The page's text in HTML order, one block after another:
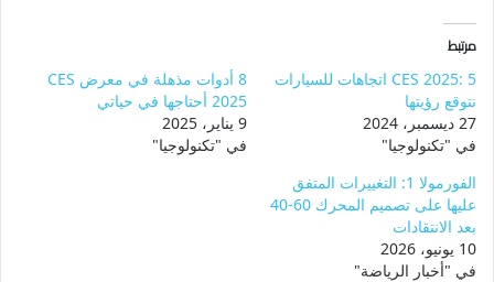
مرتبط
CES 2025: 5 اتجاهات للسيارات
نتوقع رؤيتها
27 ديسمبر، 2024
في "تكنولوجيا"
8 أدوات مذهلة في معرض CES
2025 أحتاجها في حياتي
9 يناير، 2025
في "تكنولوجيا"
الفورمولا 1: التغييرات المتفق
عليها على تصميم المحرك 60-40
بعد الانتقادات
10 يونيو، 2026
في "أخبار الرياضة"